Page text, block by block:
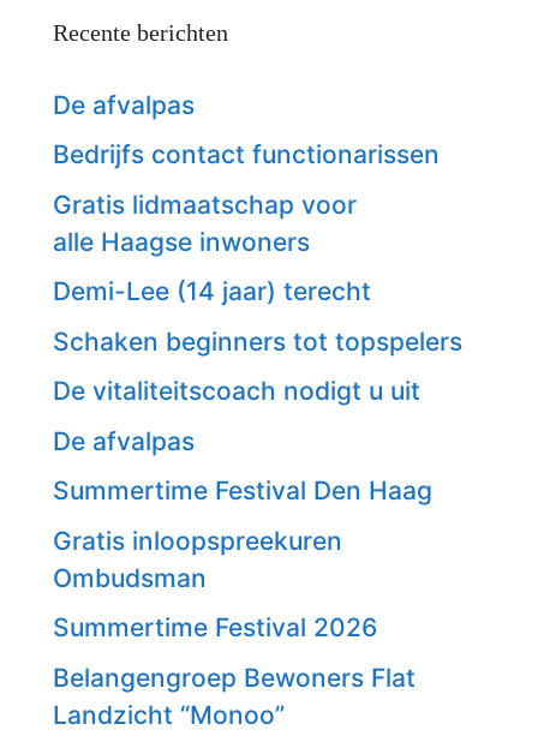
Recente berichten
De afvalpas
Bedrijfs contact functionarissen
Gratis lidmaatschap voor
alle Haagse inwoners
Demi-Lee (14 jaar) terecht
Schaken beginners tot topspelers
De vitaliteitscoach nodigt u uit
De afvalpas
Summertime Festival Den Haag
Gratis inloopspreekuren
Ombudsman
Summertime Festival 2026
Belangengroep Bewoners Flat
Landzicht “Monoo”